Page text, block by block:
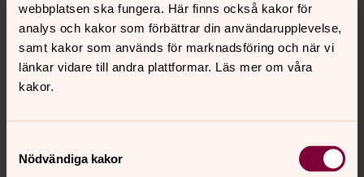
webbplatsen ska fungera. Här finns också kakor för
analys och kakor som förbättrar din användarupplevelse,
samt kakor som används för marknadsföring och när vi
länkar vidare till andra plattformar. Läs mer om våra
kakor.
Nödvändiga kakor
Tillbaka till toppen
Tillbaka till innehållet
Kontakt
Kalender